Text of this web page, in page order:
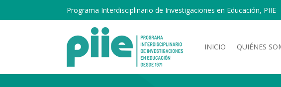
Programa Interdisciplinario de Investigaciones en Educación, PIIE
INICIO QUIÉNES